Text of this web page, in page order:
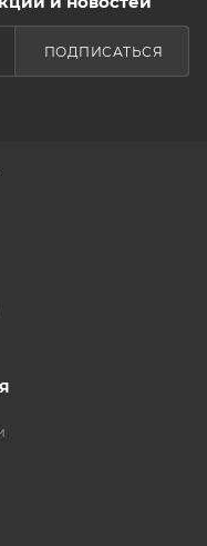
ПОДПИСАТЬСЯ